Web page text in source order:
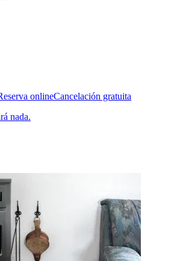
onlineCancelación gratuita
nada.